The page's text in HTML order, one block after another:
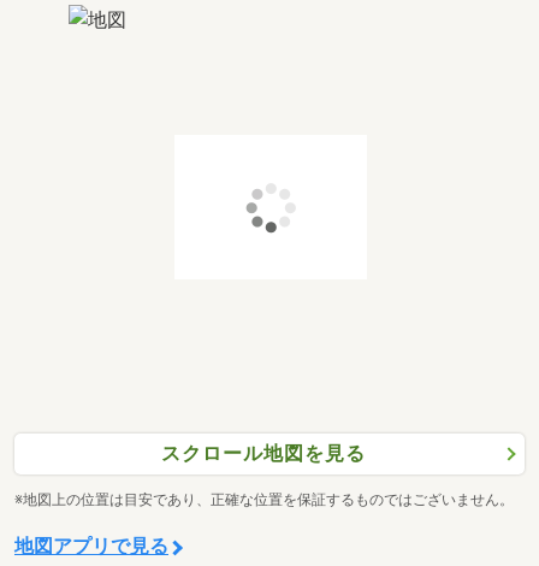
スクロール地図を見る
※地図上の位置は目安であり、正確な位置を保証するものではございません。
地図アプリで見る